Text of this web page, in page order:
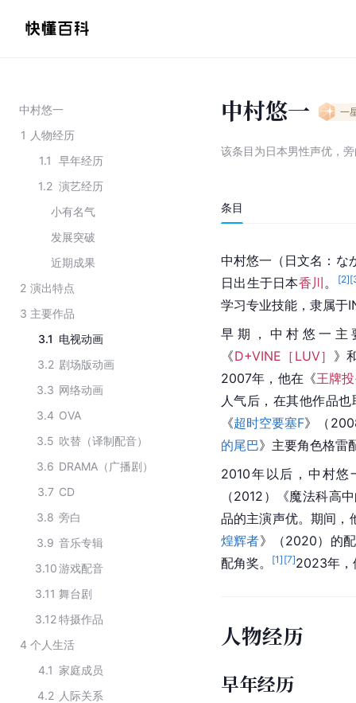
中村悠一
1 人物经历
1.1
早年经历
1.2 演艺经历
小有名气
发展突破
近期成果
2 演出特点
3 主要作品
3.1 电视动画
3.2 剧场版动画
3.3 网络动画
3.4 OVA
3.5 吹替（译制配音）
3.6 DRAMA（广播剧）
3.7 CD
3.8 旁白
3.9 音乐专辑
3.10游戏配音
3.11 舞台剧
3.12特摄作品
4 个人生活
4.1 家庭成员
4.2 人际关系
中村悠一 一
该条目为日本男性声优，
条目
中村悠一（日文名：な
日出生于日本香川 。 [2][
学习专业技能，隶属于
早期，中村悠一主
《D+VINE［LUV］ 》
2007年，他在《王牌
人气后，在其他作品
《超时空要塞F》（
的尾巴》主要角色格雷
2010年以后，中村
（2012）《魔法科高
品的主演声优。期间，
煌辉者》（2020）的
配角奖。
[1] [7]2023年，
人物经历
早年经历